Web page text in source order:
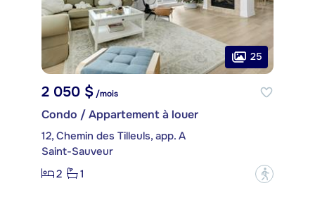
25
2 050 $ /mois
Condo / Appartement à louer
12, Chemin des Tilleuls, app. A
Saint-Sauveur
2
1 ?